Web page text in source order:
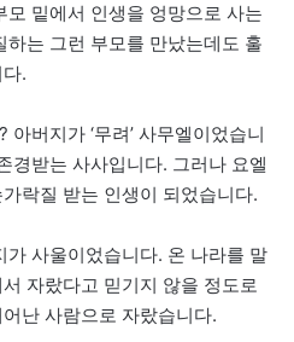
밑에서 인생을 엉망으로 사는
는 그런 부모를 만났는데도 훌
.
버지가 ‘무려’ 사무엘이었습니
경받는 사사입니다. 그러나 요엘
락질 받는 인생이 되었습니다.
사울이었습니다. 온 나라를 말
자랐다고 믿기지 않을 정도로
난 사람으로 자랐습니다.